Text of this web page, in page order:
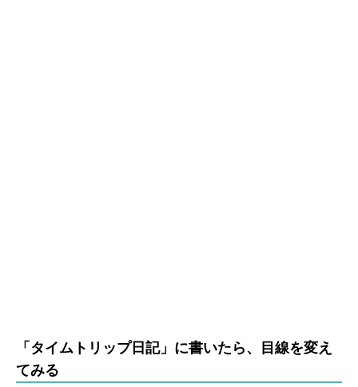
「タイムトリップ日記」に書いたら、目線を変え
てみる